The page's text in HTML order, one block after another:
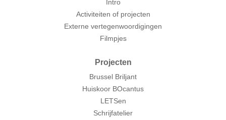
Intro
Activiteiten of projecten
Externe vertegenwoordigingen
Filmpjes
Projecten
Brussel Briljant
Huiskoor BOcantus
LETSen
Schrijfatelier